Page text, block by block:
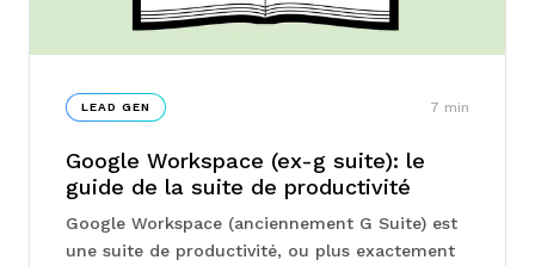
LEAD GEN 7 min
Google Workspace (ex-g suite): le
guide de la suite de productivité
Google Workspace (anciennement G Suite) est
une suite de productivité, ou plus exactement